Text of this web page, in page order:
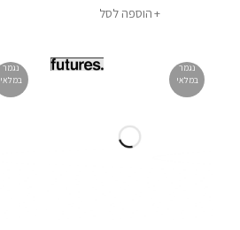
הוספה לסל
נגמר
במלאי
נגמר
במלאי